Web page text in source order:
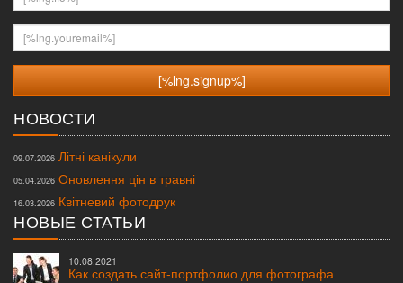
[%lng.youremail%]
НОВОСТИ
09.07.2026 Літні канікули
05.04.2026 Оновлення цін в травні
16.03.2026 Квітневий фотодрук
НОВЫЕ СТАТЬИ
10.08.2021
Как создать сайт-портфолио для фотографа